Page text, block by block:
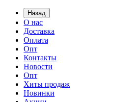
Назад
О нас
Доставка
Оплата
Опт
Контакты
Новости
Опт
Хиты продаж
Новинки